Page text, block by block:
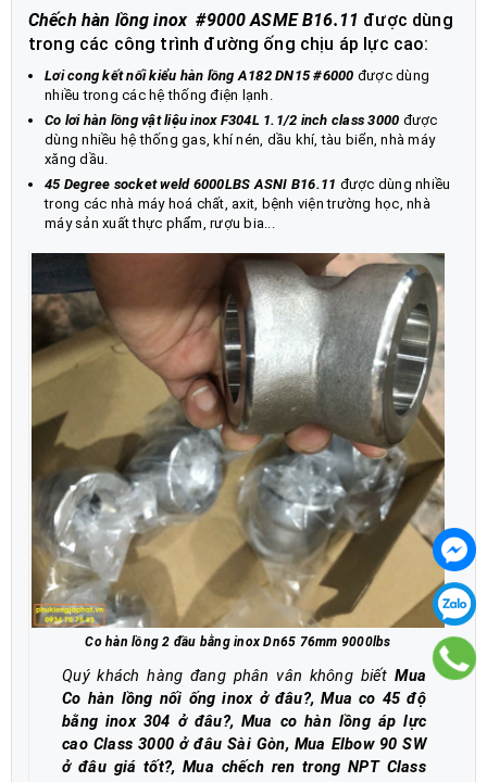
Chếch hàn lồng inox #9000 ASME B16.11 được dùng
trong các công trình đường ống chịu áp lực cao:
Lơi cong kết nối kiểu hàn lồng A182 DN15 #6000 được dùng
nhiều trong các hệ thống điện lạnh.
Co lơi hàn lồng vật liệu inox F304L 1.1/2 inch class 3000 được
dùng nhiều hệ thống gas, khí nén, dầu khí, tàu biển, nhà máy
xăng dầu.
45 Degree socket weld 6000LBS ASNI B16.11 được dùng nhiều
trong các nhà máy hoá chất, axit, bệnh viện trường học, nhà
máy sản xuất thực phẩm, rượu bia...
Co hàn lồng 2 đầu bằng inox Dn65 76mm 9000lbs
Quý khách hàng đang phân vân không biếtMua
Co hàn lồng nối ống inox ở đâu?, Mua co 45 độ
bằng inox 304 ở đâu?, Mua co hàn lồng áp lực
cao Class 3000 ở đâu Sài Gòn, Mua Elbow 90 SW
ở đâu giá tốt?, Mua chếch ren trong NPT Class